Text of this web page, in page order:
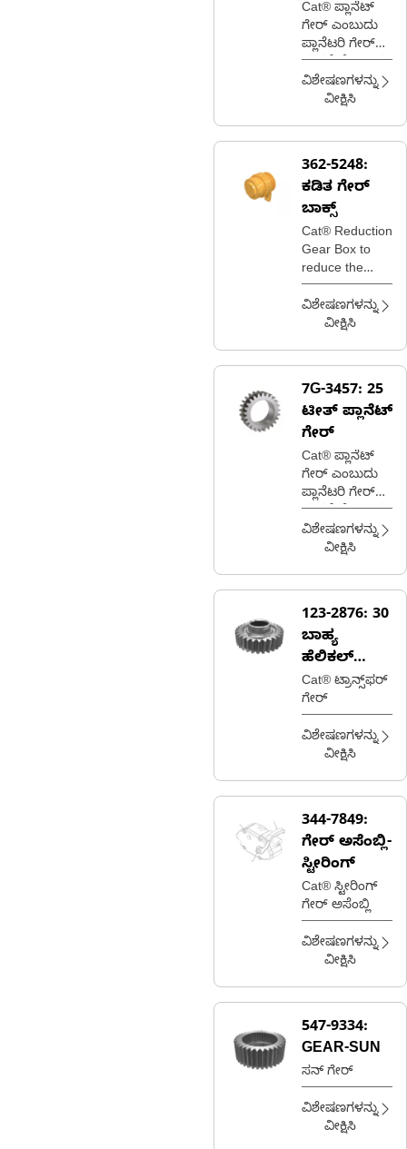
Cat® ಪ್ಲಾನೆಟ್
ಗೇರ್ ಎಂಬುದು
ಪ್ಲಾನೆಟರಿ ಗೇರ್
ವ್ಯವಸ್ಥೆಯೊಳಗಿನ
ಒಂದು ಗೇರ್
ಆಗಿದ್ದು ಅದು
ಗೇರ್‌ನೊಂದಿಗೆ
ತೊಡಗಿರುವಾಗ
ಸೆಂಟರ್ ಸನ್
ಗೇರ್‌ನ ಸುತ್ತ
ಸುತ್ತುತ್ತದೆ
ವಿಶೇಷಣಗಳನ್ನು
ವೀಕ್ಷಿಸಿ
362-5248:
ಕಡಿತ ಗೇರ್
ಬಾಕ್ಸ್
Cat® Reduction
Gear Box to
reduce the
speed of motor
and increase
the torque in
ವಿಶೇಷಣಗಳನ್ನು
ವೀಕ್ಷಿಸಿ
7G-3457: 25
ಟೀತ್ ಪ್ಲಾನೆಟ್
ಗೇರ್
Cat® ಪ್ಲಾನೆಟ್
ಗೇರ್ ಎಂಬುದು
ಪ್ಲಾನೆಟರಿ ಗೇರ್
ವ್ಯವಸ್ಥೆಯೊಳಗಿನ
ಒಂದು ಗೇರ್
ಆಗಿದ್ದು ಅದು
ಗೇರ್‌ನೊಂದಿಗೆ
ತೊಡಗಿರುವಾಗ
ಸೆಂಟರ್ ಸನ್
ಗೇರ್‌ನ ಸುತ್ತ
ಸುತ್ತುತ್ತದೆ
ವಿಶೇಷಣಗಳನ್ನು
ವೀಕ್ಷಿಸಿ
123-2876: 30
ಬಾಹ್ಯ
ಹೆಲಿಕಲ್
ಹಲ್ಲುಗಳೊಂದಿ
ಗೆ ಗೇರ್ ಅನ್ನು
ವರ್ಗಾಯಿಸಿ
Cat® ಟ್ರಾನ್ಸ್‌ಫರ್
ಗೇರ್
ವಿಶೇಷಣಗಳನ್ನು
ವೀಕ್ಷಿಸಿ
344-7849:
ಗೇರ್ ಅಸೆಂಬ್ಲಿ-
ಸ್ಟೀರಿಂಗ್
Cat® ಸ್ಟೀರಿಂಗ್
ಗೇರ್ ಅಸೆಂಬ್ಲಿ
ವಿಶೇಷಣಗಳನ್ನು
ವೀಕ್ಷಿಸಿ
547-9334:
GEAR-SUN
ಸನ್ ಗೇರ್
ವಿಶೇಷಣಗಳನ್ನು
ವೀಕ್ಷಿಸಿ